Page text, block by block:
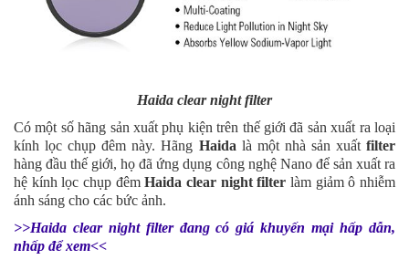
Haida clear night filter
Có một số hãng sản xuất phụ kiện trên thế giới đã sản xuất ra loại
kính lọc chụp đêm này. Hãng Haida là một nhà sản xuấtfilter
hàng đầu thế giới, họ đã ứng dụng công nghệ Nano để sản xuất ra
hệ kính lọc chụp đêmHaida clear night filter làm giảm ô nhiễm
ánh sáng cho các bức ảnh.
>>Haida clear night filter đang có giá khuyến mại hấp dẫn,
nhấp để xem<<